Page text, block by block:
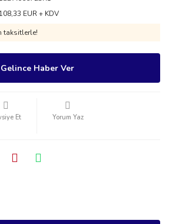
108,33 EUR + KDV
taksitlerle!
Gelince Haber Ver
Et Yorum Yaz